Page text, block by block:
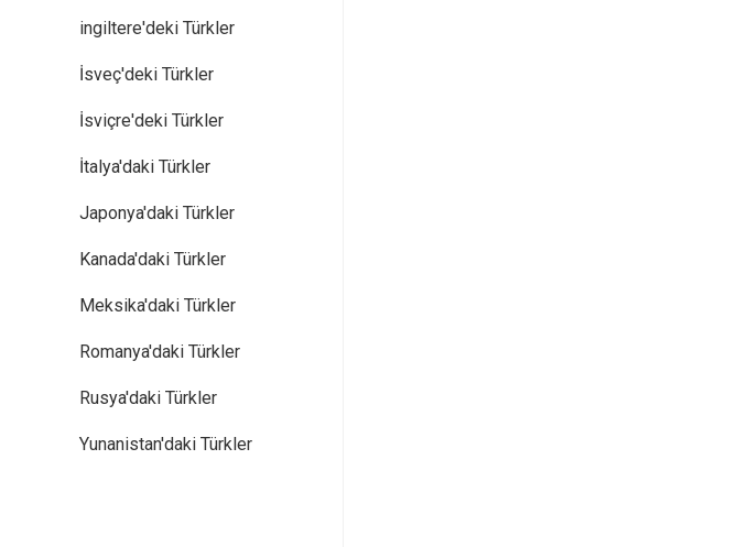
ingiltere'deki Türkler
İsveç'deki Türkler
İsviçre'deki Türkler
İtalya'daki Türkler
Japonya'daki Türkler
Kanada'daki Türkler
Meksika'daki Türkler
Romanya'daki Türkler
Rusya'daki Türkler
Yunanistan'daki Türkler